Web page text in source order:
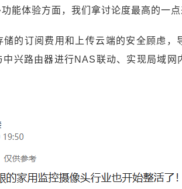
能体验方面，我们拿讨论度最高的一
的订阅费用和上传云端的安全顾虑，
兴路由器进行NAS联动、实现局域网